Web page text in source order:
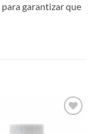
garantizar que